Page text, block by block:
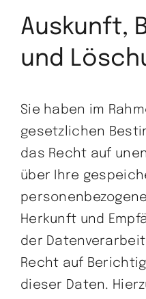
Auskunft,
und
Sie haben im
gesetzlichen
das Recht auf
über Ihre
Herkunft und
der
Recht auf
dieser Daten.